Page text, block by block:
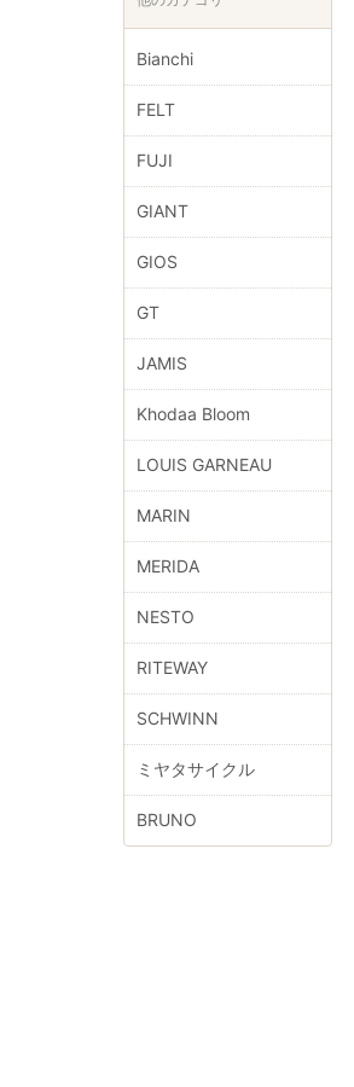
Bianchi
FELT
FUJI
GIANT
GIOS
GT
JAMIS
Khodaa Bloom
LOUIS GARNEAU
MARIN
MERIDA
NESTO
RITEWAY
SCHWINN
ミヤタサイクル
BRUNO